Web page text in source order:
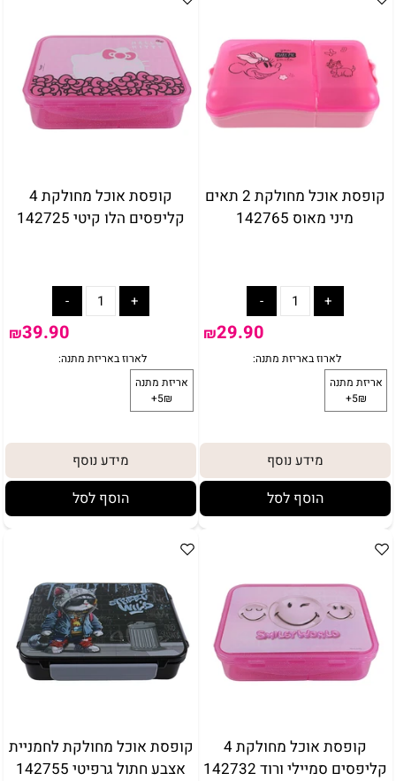
קופסת אוכל מחולקת 2 תאים
מיני מאוס 142765
₪29.90
מידע נוסף
הוסף לסל
קופסת אוכל מחולקת 4
קליפסים הלו קיטי 142725
₪39.90
מידע נוסף
הוסף לסל
קופסת אוכל מחולקת 4
קליפסים סמיילי ורוד 142732
קופסת אוכל מחולקת לחמניית
אצבע חתול גרפיטי 142755